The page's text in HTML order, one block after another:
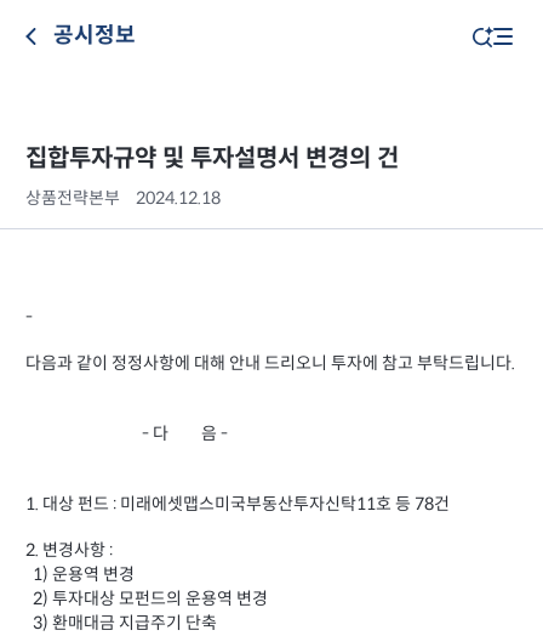
공시정보
집합투자규약 및 투자설명서 변경의 건
상품전략본부 2024.12.18
-
다음과 같이 정정사항에 대해 안내 드리오니 투자에 참고 부탁드립니다.
- 다 음 -
1. 대상 펀드 : 미래에셋맵스미국부동산투자신탁11호 등 78건
2. 변경사항 :
1) 운용역 변경
2) 투자대상 모펀드의 운용역 변경
3) 환매대금 지급주기 단축